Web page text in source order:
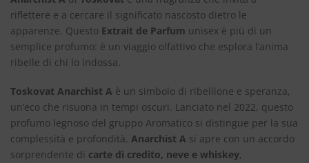
riflettere e a cercare il significato nascosto dietro le
apparenze. Questo Extrait de Parfum unisex è più di un
semplice profumo: è un viaggio olfattivo che esplora l’anima
ribelle di chi lo indossa.
Toskovat Anarchist A è un simbolo di ribellione e speranza,
un’eco che risuona in tempi oscuri. Lanciato nel 2022, questo
profumo legnoso del gruppo Aromatico si distingue per la sua
complessità e profondità. Anarchist A si apre con un accordo
sorprendente di carte di credito, neve e whiskey,